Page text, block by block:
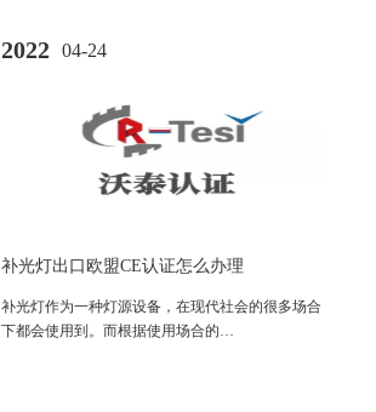
2022 04-24
补光灯出口欧盟CE认证怎么办理
补光灯作为一种灯源设备，在现代社会的很多场合
下都会使用到。而根据使用场合的…